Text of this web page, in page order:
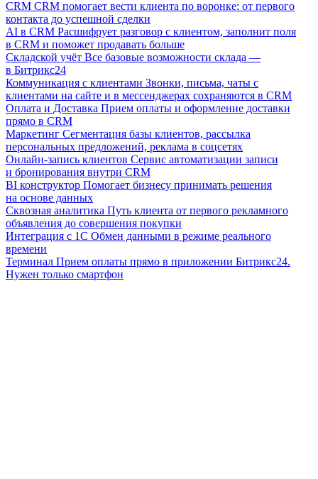
CRM CRM помогает вести клиента по воронке: от первого
контакта до успешной сделки
AI в CRM Расшифрует разговор с клиентом, заполнит поля
в CRM и поможет продавать больше
Складской учёт Все базовые возможности склада —
в Битрикс24
Коммуникация с клиентами Звонки, письма, чаты с
клиентами на сайте и в мессенджерах сохраняются в CRM
Оплата и Доставка Прием оплаты и оформление доставки
прямо в CRM
Маркетинг Сегментация базы клиентов, рассылка
персональных предложений, реклама в соцсетях
Онлайн-запись клиентов Сервис автоматизации записи
и бронирования внутри CRM
BI конструктор Помогает бизнесу принимать решения
на основе данных
Сквозная аналитика Путь клиента от первого рекламного
объявления до совершения покупки
Интеграция с 1С Обмен данными в режиме реального
времени
Терминал Прием оплаты прямо в приложении Битрикс24.
Нужен только смартфон